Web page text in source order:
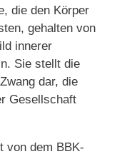
die den Körper
gehalten von
innerer
Sie stellt die
dar, die
Gesellschaft
von dem BBK-